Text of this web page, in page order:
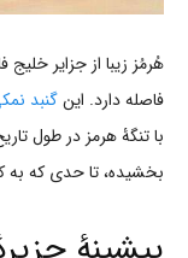
فاصله دارد. اینگنبد
با تنگۀ هرمز در طول
بخشیده، تا حدی که